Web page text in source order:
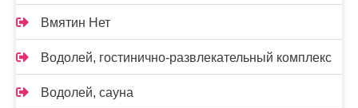
Вмятин Нет
Водолей, гостинично-развлекательный комплекс
Водолей, сауна